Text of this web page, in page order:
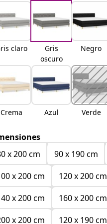
claro
Gris
oscuro
Negro
Crema Azul Verde
x 200 cm
90 x 190 cm
x 200 cm
120 x 200 cm
x 200 cm
160 x 200 cm
x 200 cm
120 x 190 cm